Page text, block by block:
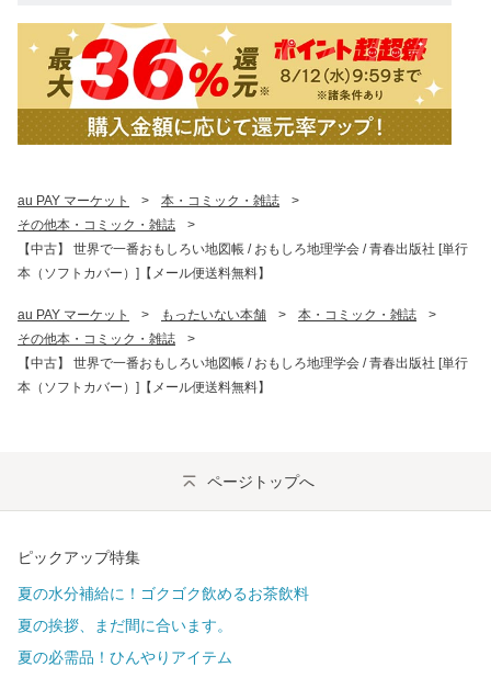
au PAY マーケット > 本・コミック・雑誌
>
その他本・コミック・雑誌
>
【中古】 世界で一番おもしろい地図帳 / おもしろ地理学会 / 青春出版社 [単行
本（ソフトカバー）]【メール便送料無料】
au PAY マーケット > もったいない本舗 > 本・コミック・雑誌
>
その他本・コミック・雑誌
>
【中古】 世界で一番おもしろい地図帳 / おもしろ地理学会 / 青春出版社 [単行
本（ソフトカバー）]【メール便送料無料】
ページトップへ
ピックアップ特集
夏の水分補給に！ゴクゴク飲めるお茶飲料
夏の挨拶、まだ間に合います。
夏の必需品！ひんやりアイテム